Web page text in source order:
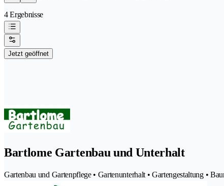
4 Ergebnisse
Jetzt geöffnet
Bartlome Gartenbau und Unterhalt
Gartenbau und Gartenpflege • Gartenunterhalt • Gartengestaltung •